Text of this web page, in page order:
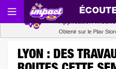
LYON : DES
Radio SCOOP
Obtenir sur le Play